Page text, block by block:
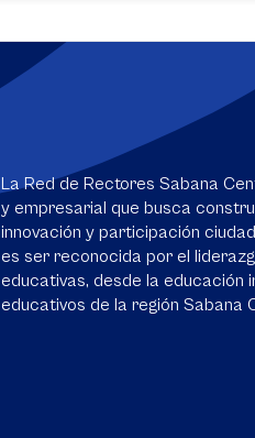
La Red de Rectores Sabana
y empresarial que busca
innovación y participación
es ser reconocida por el
educativas, desde la educación
educativos de la región Sabana